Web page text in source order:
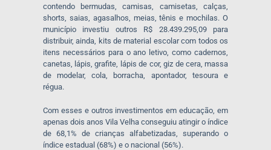
contendo bermudas, camisas, camisetas, calças,
shorts, saias, agasalhos, meias, tênis e mochilas. O
município investiu outros R$ 28.439.295,09 para
distribuir, ainda, kits de material escolar com todos os
itens necessários para o ano letivo, como cadernos,
canetas, lápis, grafite, lápis de cor, giz de cera, massa
de modelar, cola, borracha, apontador, tesoura e
régua.
Com esses e outros investimentos em educação, em
apenas dois anos Vila Velha conseguiu atingir o índice
de 68,1% de crianças alfabetizadas, superando o
índice estadual (68%) e o nacional (56%).